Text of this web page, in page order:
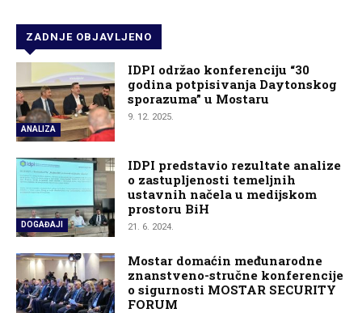
ZADNJE OBJAVLJENO
ANALIZA
IDPI održao konferenciju “30
godina potpisivanja Daytonskog
sporazuma” u Mostaru
9. 12. 2025.
DOGAĐAJI
IDPI predstavio rezultate analize
o zastupljenosti temeljnih
ustavnih načela u medijskom
prostoru BiH
21. 6. 2024.
Mostar domaćin međunarodne
znanstveno-stručne konferencije
o sigurnosti MOSTAR SECURITY
FORUM